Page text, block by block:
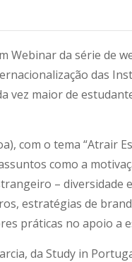
Webinar da série de
das
vez maior de
com o tema “Atrair
como a
–
estratégias de
práticas no apoio a
da Study in